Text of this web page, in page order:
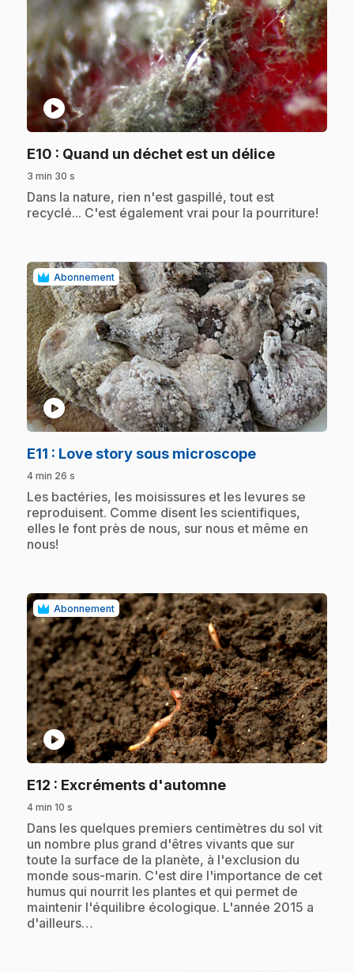
play_circle
E10 : Quand un déchet est un délice.
3 min 30 s
.Dans la nature, rien n'est gaspillé, tout est
recyclé... C'est également vrai pour la pourriture!
Abonnement
play_circle
E11 : Love story sous microscope.
4 min 26 s
.Les bactéries, les moisissures et les levures se
reproduisent. Comme disent les scientifiques,
elles le font près de nous, sur nous et même en
nous!
Abonnement
play_circle
E12 : Excréments d'automne.
4 min 10 s
.Dans les quelques premiers centimètres du sol vit
un nombre plus grand d'êtres vivants que sur
toute la surface de la planète, à l'exclusion du
monde sous-marin. C'est dire l'importance de cet
humus qui nourrit les plantes et qui permet de
maintenir l'équilibre écologique. L'année 2015 a
d'ailleurs…